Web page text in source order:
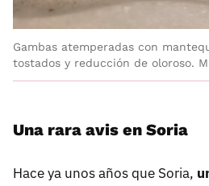
Gambas atemperadas con
tostados y reducción de oloroso.
Una rara avis en Soria
Hace ya unos años que Soria,